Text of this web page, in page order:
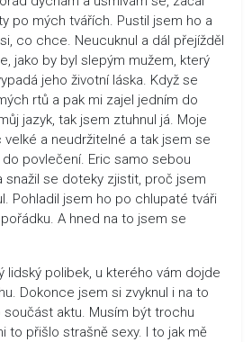
po mých tvářích. Pustil jsem ho a
co chce. Neucuknul a dál přejížděl
jako by byl slepým mužem, který
jeho životní láska. Když se
rtů a pak mi zajel jedním do
jazyk, tak jsem ztuhnul já. Moje
a neudržitelné a tak jsem se
povlečení. Eric samo sebou
snažil se doteky zjistit, proč jsem
Pohladil jsem ho po chlupaté tváři
A hned na to jsem se
lidský polibek, u kterého vám dojde
Dokonce jsem si zvyknul i na to
součást aktu. Musím být trochu
to přišlo strašně sexy. I to jak mě